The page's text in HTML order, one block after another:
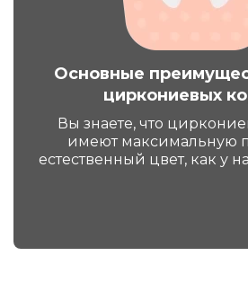
Основные
циркониевых
Вы знаете, что
имеют максимальную
естественный цвет, как у